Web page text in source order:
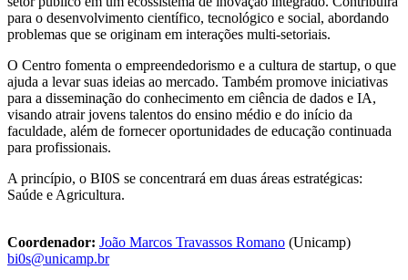
para o desenvolvimento científico, tecnológico e social, abordando
problemas que se originam em interações multi-setoriais.
O Centro fomenta o empreendedorismo e a cultura de startup, o que
ajuda a levar suas ideias ao mercado. Também promove iniciativas
para a disseminação do conhecimento em ciência de dados e IA,
visando atrair jovens talentos do ensino médio e do início da
faculdade, além de fornecer oportunidades de educação continuada
para profissionais.
A princípio, o BI0S se concentrará em duas áreas estratégicas:
Saúde e Agricultura.
Coordenador: João Marcos Travassos Romano (Unicamp)
bi0s@unicamp.br